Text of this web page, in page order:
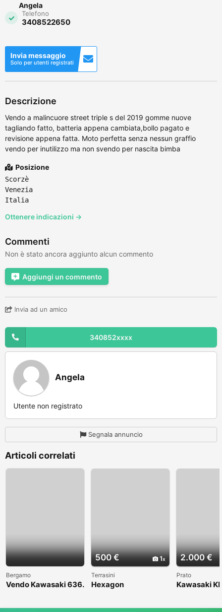
Angela
Telefono
3408522650
Invia messaggio
Solo per utenti registrati
Descrizione
Vendo a malincuore street triple s del 2019 gomme nuove
tagliando fatto, batteria appena cambiata,bollo pagato e
revisione appena fatta. Moto perfetta senza nessun graffio
vendo per inutilizzo ma non svendo per nascita bimba
Posizione
Scorzè
Venezia
Italia
Ottenere indicazioni →
Commenti
Non è stato ancora aggiunto alcun commento
Aggiungi un commento
Invia ad un amico
340852xxxx
Angela
Utente non registrato
Segnala annuncio
Articoli correlati
Bergamo
Vendo Kawasaki 636.
500 € 1
Terrasini
Hexagon
2.000 €
Prato
Kawasaki